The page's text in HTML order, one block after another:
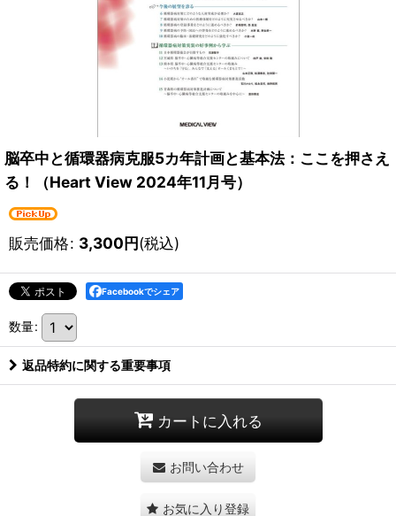
脳卒中と循環器病克服5カ年計画と基本法：ここを押さえ
る！（Heart View 2024年11月号）
販売価格: 3,300円(税込)
Facebookでシェア
数量:
返品特約に関する重要事項
カートに入れる
お問い合わせ
お気に入り登録